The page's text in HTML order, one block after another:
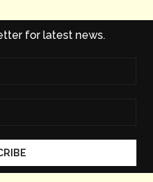
for latest news.